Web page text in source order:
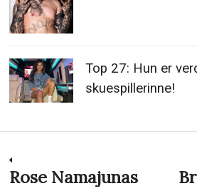
Top 27: Hun er
skuespillerinne!
Previous
Rose Namajunas